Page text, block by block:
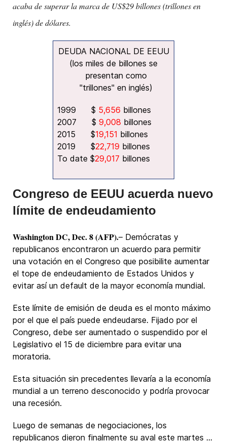
acaba de superar la marca de US$29 billones (trillones en
inglés) de dólares.
DEUDA NACIONAL DE EEUU
(los miles de billones se
presentan como
"trillones" en inglés)
1999 $ 5,656 billones
2007 $ 9,008 billones
2015 $19,151 billones
2019 $22,719 billones
To date $29,017 billones
Congreso de EEUU acuerda nuevo
límite de endeudamiento
Washington DC, Dec. 8 (AFP).– Demócratas y
republicanos encontraron un acuerdo para permitir
una votación en el Congreso que posibilite aumentar
el tope de endeudamiento de Estados Unidos y
evitar así un default de la mayor economía mundial.
Este límite de emisión de deuda es el monto máximo
por el que el país puede endeudarse. Fijado por el
Congreso, debe ser aumentado o suspendido por el
Legislativo el 15 de diciembre para evitar una
moratoria.
Esta situación sin precedentes llevaría a la economía
mundial a un terreno desconocido y podría provocar
una recesión.
Luego de semanas de negociaciones, los
republicanos dieron finalmente su aval este martes ...